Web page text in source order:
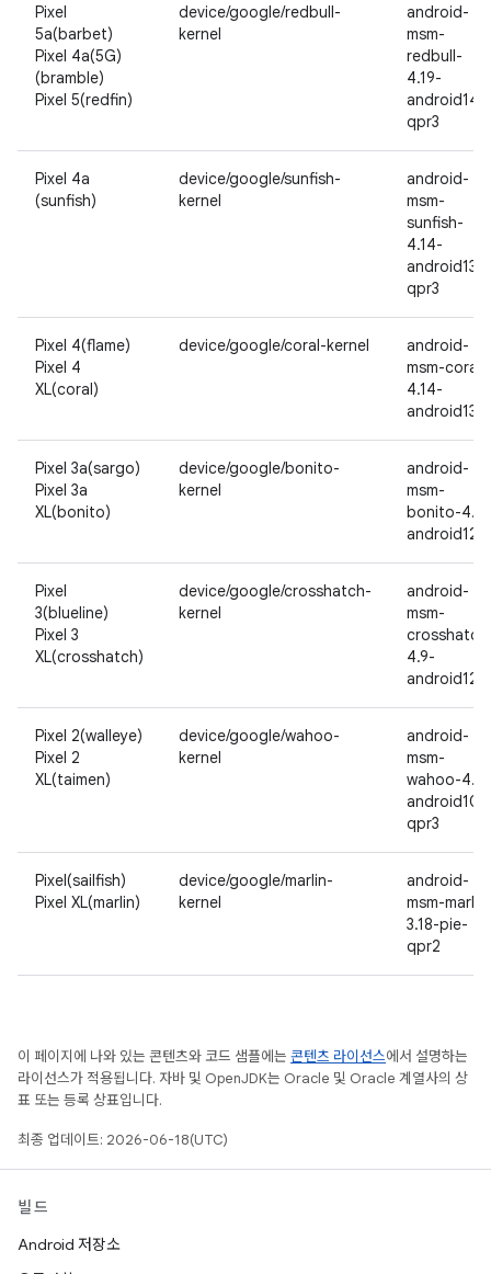
Pixel
5a(barbet)
Pixel 4a(5G)
(bramble)
Pixel 5(redfin)
device/google/redbull-
kernel
android-
msm-
redbull-
4.19-
android14-
qpr3
Pixel 4a
(sunfish)
device/google/sunfish-
kernel
android-
msm-
sunfish-
4.14-
android13-
qpr3
Pixel 4(flame)
Pixel 4
XL(coral)
device/google/coral-kernel
android-
msm-coral-
4.14-
android13
Pixel 3a(sargo)
Pixel 3a
XL(bonito)
device/google/bonito-
kernel
android-
msm-
bonito-4.9-
android12L
Pixel
3(blueline)
Pixel 3
XL(crosshatch)
device/google/crosshatch-
kernel
android-
msm-
4.9-
android12
Pixel 2(walleye)
Pixel 2
XL(taimen)
device/google/wahoo-
kernel
android-
msm-
wahoo-4.4-
android10-
qpr3
Pixel(sailfish)
Pixel XL(marlin)
device/google/marlin-
kernel
android-
msm-
3.18-pie-
qpr2
이 페이지에 나와 있는 콘텐츠와 코드 샘플에는 콘텐츠 라이선스에서 설명하는
라이선스가 적용됩니다. 자바 및 OpenJDK는 Oracle 및 Oracle 계열사의 상
표 또는 등록 상표입니다.
최종 업데이트: 2026-06-18(UTC)
빌드
Android 저장소